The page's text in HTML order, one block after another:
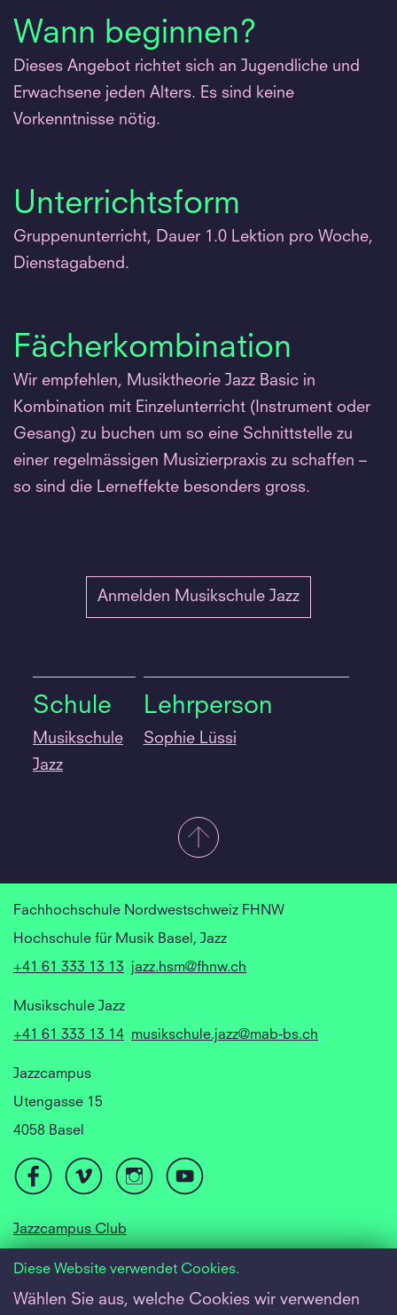
Wann beginnen?
Dieses Angebot richtet sich an Jugendliche und
Erwachsene jeden Alters. Es sind keine
Vorkenntnisse nötig.
Unterrichtsform
Gruppenunterricht, Dauer 1.0 Lektion pro Woche,
Dienstagabend.
Fächerkombination
Wir empfehlen, Musiktheorie Jazz Basic in
Kombination mit Einzelunterricht (Instrument oder
Gesang) zu buchen um so eine Schnittstelle zu
einer regelmässigen Musizierpraxis zu schaffen –
so sind die Lerneffekte besonders gross.
Anmelden Musikschule Jazz
Schule
Musikschule
Jazz
Lehrperson
Sophie Lüssi
Fachhochschule Nordwestschweiz FHNW
Hochschule für Musik Basel, Jazz
+41 61 333 13 13
jazz.hsm@fhnw.ch
Musikschule Jazz
+41 61 333 13 14 musikschule.jazz@mab-bs.ch
Jazzcampus
Utengasse 15
4058 Basel
Jazzcampus Club
Diese Website verwendet Cookies.
Wählen Sie aus, welche Cookies wir verwenden